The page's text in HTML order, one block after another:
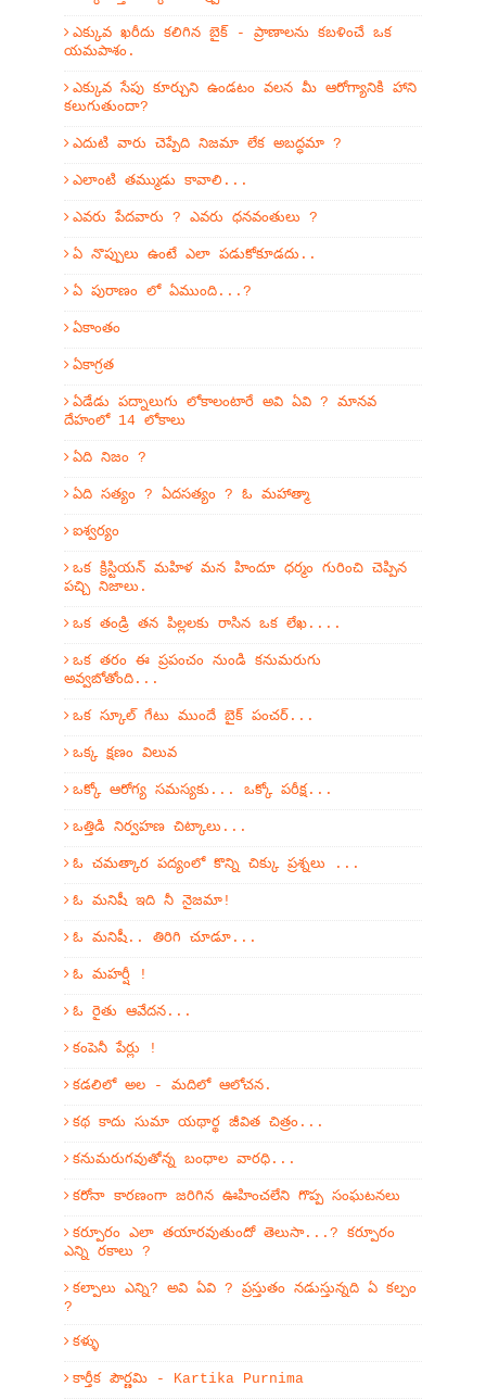
ఎక్కువ ఖరీదు కలిగిన బైక్ - ప్రాణాలను కబళించే ఒక
యమపాశం.
ఎక్కువ సేపు కూర్చుని ఉండటం వలన మీ ఆరోగ్యానికి హాని
కలుగుతుందా?
ఎదుటి వారు చెప్పేది నిజమా లేక అబద్ధమా ?
ఎలాంటి తమ్ముడు కావాలి...
ఎవరు పేదవారు ? ఎవరు ధనవంతులు ?
ఏ నొప్పులు ఉంటే ఎలా పడుకోకూడదు..
ఏ పురాణం లో ఏముంది...?
ఏకాంతం
ఏకాగ్రత
ఏడేడు పద్నాలుగు లోకాలంటారే అవి ఏవి ? మానవ
దేహంలో 14 లోకాలు
ఏది నిజం ?
ఏది సత్యం ? ఏదసత్యం ? ఓ మహాత్మా
ఐశ్వర్యం
ఒక క్రిస్టియన్ మహిళ మన హిందూ ధర్మం గురించి చెప్పిన
పచ్చి నిజాలు.
ఒక తండ్రి తన పిల్లలకు రాసిన ఒక లేఖ....
ఒక తరం ఈ ప్రపంచం నుండి కనుమరుగు
అవ్వబోతోంది...
ఒక స్కూల్ గేటు ముందే బైక్ పంచర్...
ఒక్క క్షణం విలువ
ఒక్కో ఆరోగ్య సమస్యకు... ఒక్కో పరీక్ష...
ఒత్తిడి నిర్వహణ చిట్కాలు...
ఓ చమత్కార పద్యంలో కొన్ని చిక్కు ప్రశ్నలు ...
ఓ మనిషీ ఇది నీ నైజమా!
ఓ మనిషీ.. తిరిగి చూడూ...
ఓ మహర్షీ !
ఓ రైతు ఆవేదన...
కంపెనీ పేర్లు !
కడలిలో అల - మదిలో ఆలోచన.
కథ కాదు సుమా యథార్థ జీవిత చిత్రం...
కనుమరుగవుతోన్న బంధాల వారధి...
కరోనా కారణంగా జరిగిన ఊహించలేని గొప్ప సంఘటనలు
కర్పూరం ఎలా తయారవుతుందో తెలుసా...? కర్పూరం
ఎన్ని రకాలు ?
కల్పాలు ఎన్ని? అవి ఏవి ? ప్రస్తుతం నడుస్తున్నది ఏ కల్పం
?
కళ్ళు
కార్తీక పౌర్ణమి - Kartika Purnima